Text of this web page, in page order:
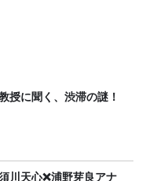
授に聞く、渋滞の謎！
川天心❌浦野芽良アナ